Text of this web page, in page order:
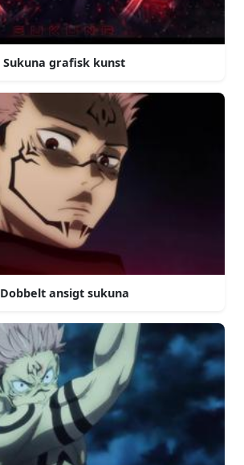
Sukuna grafisk kunst
Dobbelt ansigt sukuna